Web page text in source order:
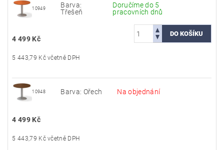
10949
Barva:
Třešeň
Doručíme do 5
pracovních dnů
4 499 Kč
5 443,79 Kč včetně DPH
10948 Barva: Ořech Na objednání
4 499 Kč
5 443,79 Kč včetně DPH